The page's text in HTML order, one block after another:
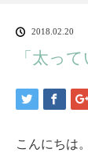
2018.02.20
「太っ
こんにちは。